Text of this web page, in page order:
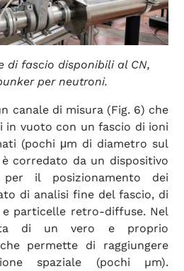
di fascio disponibili al CN,
per neutroni.
canale di misura (Fig. 6) che
in vuoto con un fascio di ioni
(pochi μm di diametro sul
corredato da un dispositivo
il posizionamento dei
di analisi fine del fascio, di
particelle retro-diffuse. Nel
di un vero e proprio
permette di raggiungere
spaziale (pochi µm).